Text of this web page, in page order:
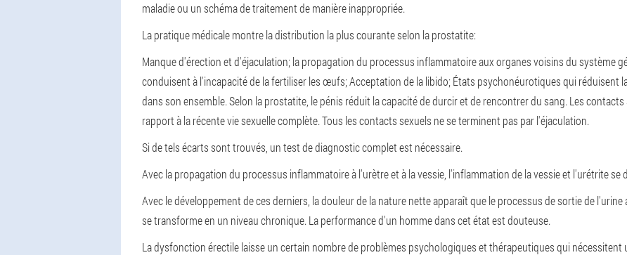
maladie ou un schéma de traitement de manière inappropriée.
La pratique médicale montre la distribution la plus courante selon la prostatite:
Manque d'érection et d'éjaculation;la propagation du processus inflammatoire aux organes voisins du système
conduisent à l'incapacité de la fertiliser les œufs;Acceptation de la libido;États psychonéurotiques qui réduisent
dans son ensemble.Selon la prostatite, le pénis réduit la capacité de durcir et de rencontrer du sang. Les
rapport à la récente vie sexuelle complète. Tous les contacts sexuels ne se terminent pas par l'éjaculation.
Si de tels écarts sont trouvés, un test de diagnostic complet est nécessaire.
Avec la propagation du processus inflammatoire à l'urètre et à la vessie, l'inflammation de la vessie et l'urétrite se
Avec le développement de ces derniers, la douleur de la nature nette apparaît que le processus de sortie de
se transforme en un niveau chronique. La performance d'un homme dans cet état est douteuse.
La dysfonction érectile laisse un certain nombre de problèmes psychologiques et thérapeutiques qui